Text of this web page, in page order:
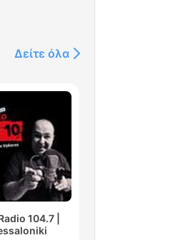
Δείτε όλα
104.7 |